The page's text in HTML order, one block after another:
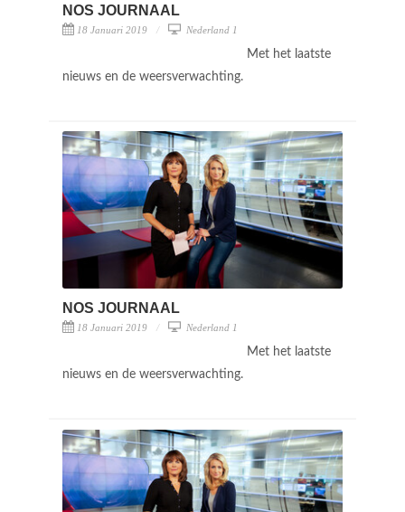
NOS JOURNAAL
18 Januari 2019 Nederland 1
Met het laatste
nieuws en de weersverwachting.
NOS JOURNAAL
18 Januari 2019 Nederland 1
Met het laatste
nieuws en de weersverwachting.